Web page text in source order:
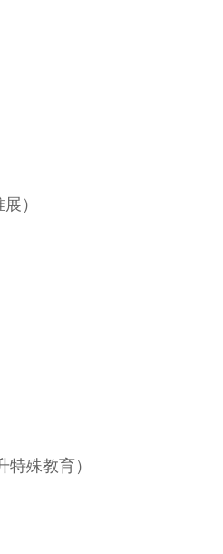
）
殊教育）